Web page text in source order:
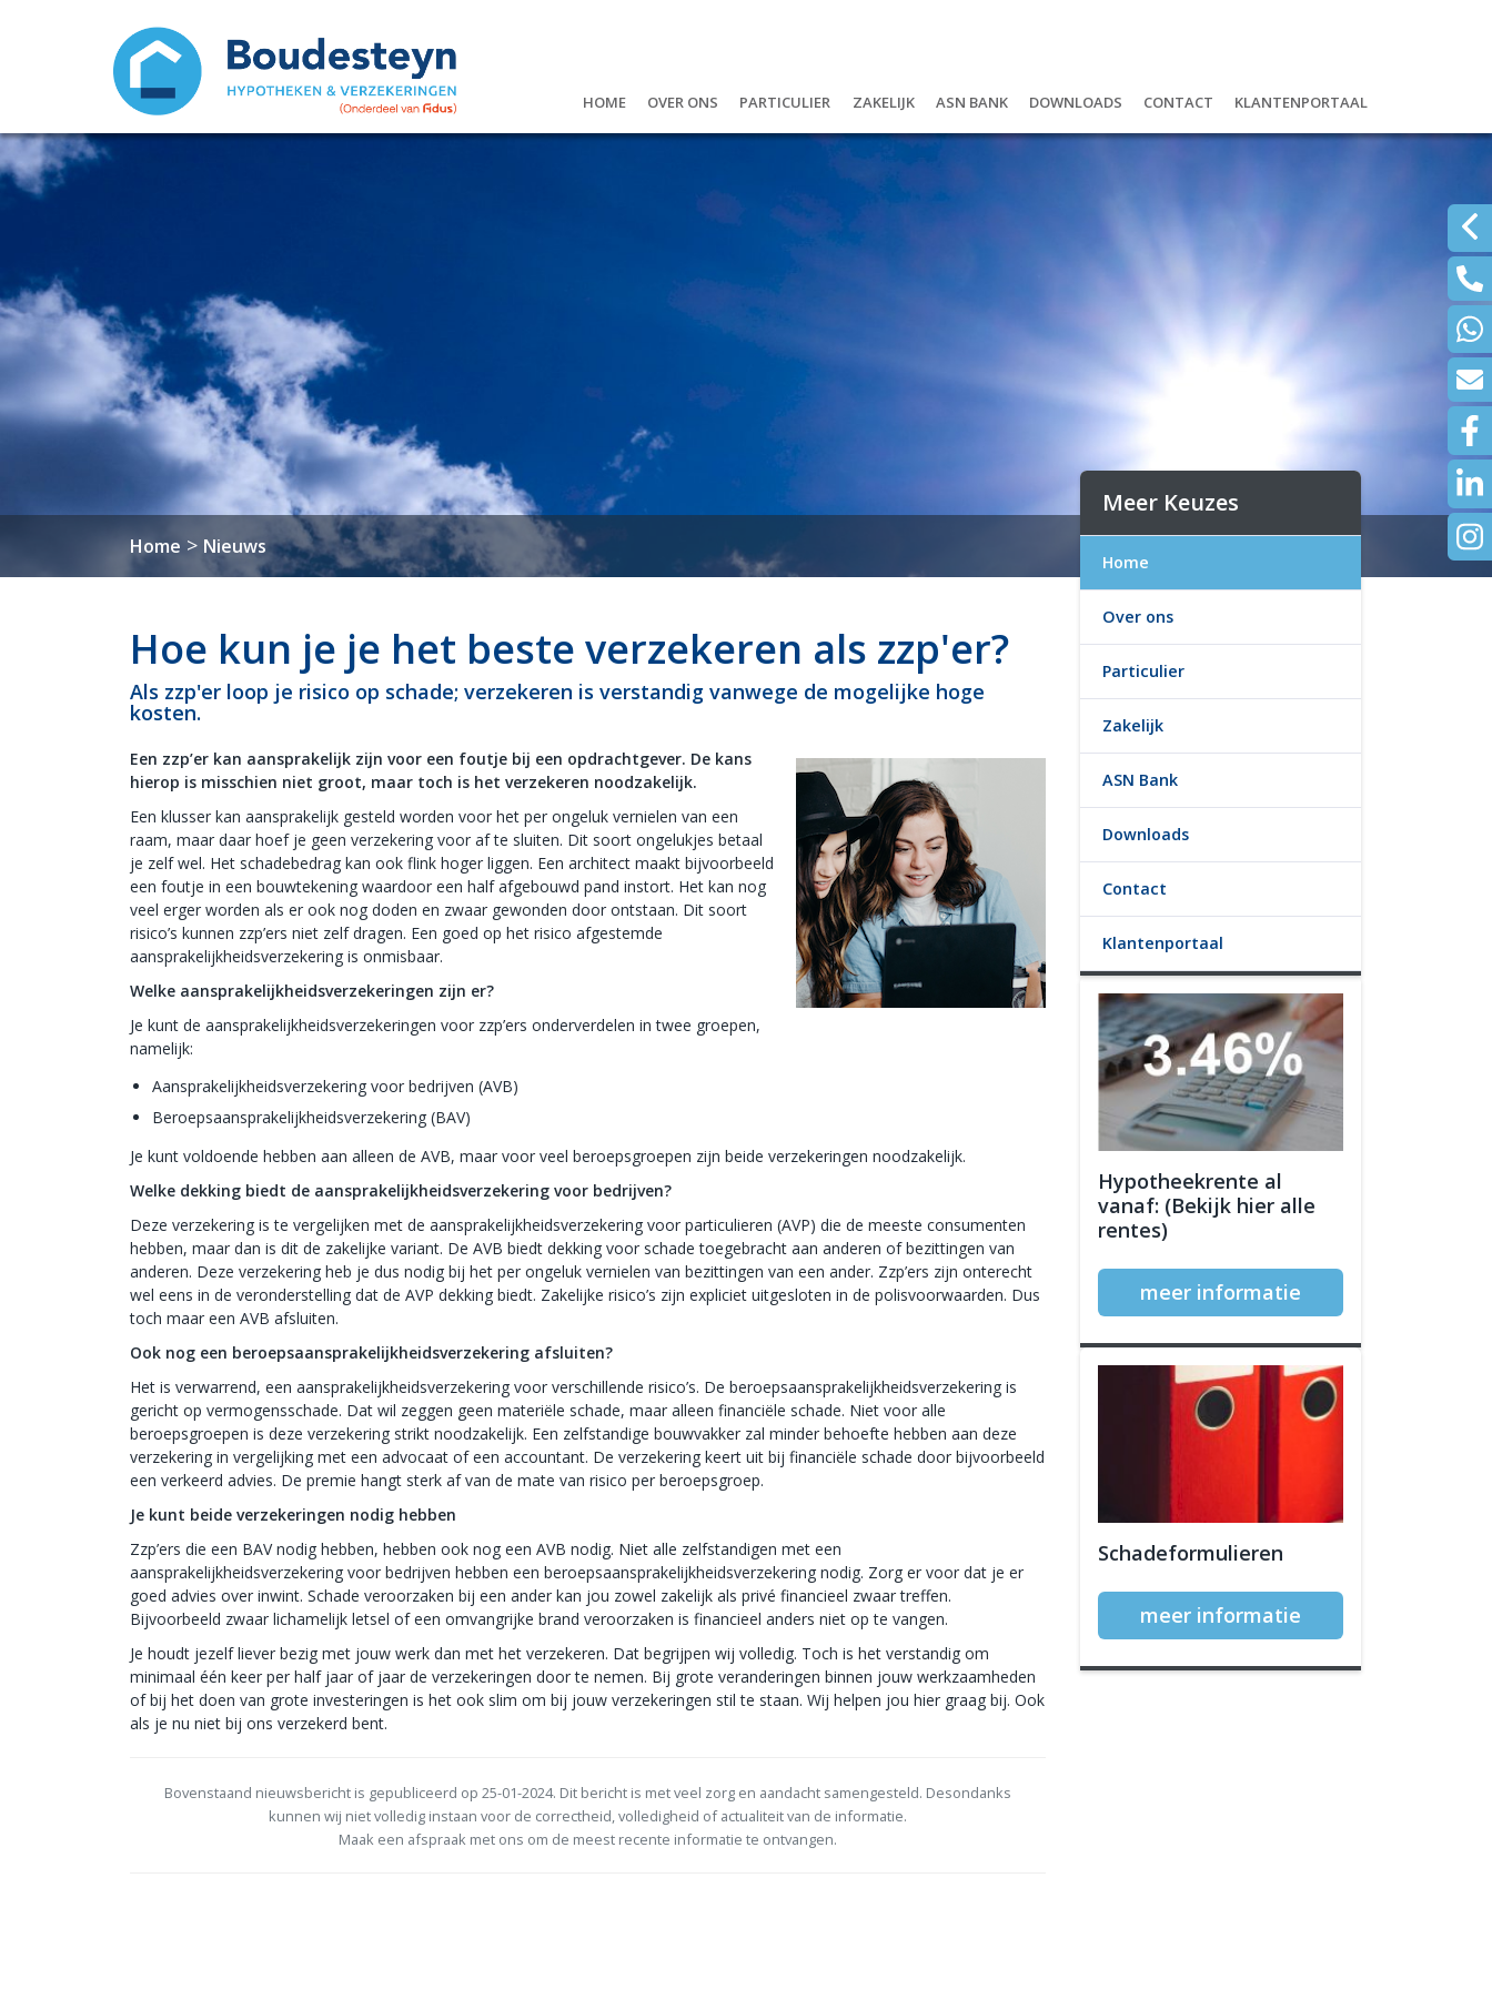
Home Over ons
De gezichten van
Maatschappelijk betrokken
Privacyverklaring
Particulier
Geld lenen?
Zakelijk ASN Bank
Sparen of beleggen
Downloads
Wijzigingen doorgeven
Documenten
Klachtenregeling
Contact Klantenportaal
Home > Nieuws
Hoe kun je je het beste verzekeren als zzp'er?
Als zzp'er loop je risico op schade; verzekeren is verstandig vanwege de mogelijke hoge
kosten.
Een zzp’er kan aansprakelijk zijn voor een foutje bij een opdrachtgever. De kans
hierop is misschien niet groot, maar toch is het verzekeren noodzakelijk.
Een klusser kan aansprakelijk gesteld worden voor het per ongeluk vernielen van een
raam, maar daar hoef je geen verzekering voor af te sluiten. Dit soort ongelukjes betaal
je zelf wel. Het schadebedrag kan ook flink hoger liggen. Een architect maakt bijvoorbeeld
een foutje in een bouwtekening waardoor een half afgebouwd pand instort. Het kan nog
veel erger worden als er ook nog doden en zwaar gewonden door ontstaan. Dit soort
risico’s kunnen zzp’ers niet zelf dragen. Een goed op het risico afgestemde
aansprakelijkheidsverzekering is onmisbaar.
Welke aansprakelijkheidsverzekeringen zijn er?
Je kunt de aansprakelijkheidsverzekeringen voor zzp’ers onderverdelen in twee groepen,
namelijk:
Aansprakelijkheidsverzekering voor bedrijven (AVB)
Beroepsaansprakelijkheidsverzekering (BAV)
Je kunt voldoende hebben aan alleen de AVB, maar voor veel beroepsgroepen zijn beide verzekeringen noodzakelijk.
Welke dekking biedt de aansprakelijkheidsverzekering voor bedrijven?
Deze verzekering is te vergelijken met de aansprakelijkheidsverzekering voor particulieren (AVP) die de meeste consumenten
hebben, maar dan is dit de zakelijke variant. De AVB biedt dekking voor schade toegebracht aan anderen of bezittingen van
anderen. Deze verzekering heb je dus nodig bij het per ongeluk vernielen van bezittingen van een ander. Zzp’ers zijn onterecht
wel eens in de veronderstelling dat de AVP dekking biedt. Zakelijke risico’s zijn expliciet uitgesloten in de polisvoorwaarden. Dus
toch maar een AVB afsluiten.
Ook nog een beroepsaansprakelijkheidsverzekering afsluiten?
Het is verwarrend, een aansprakelijkheidsverzekering voor verschillende risico’s. De beroepsaansprakelijkheidsverzekering is
gericht op vermogensschade. Dat wil zeggen geen materiële schade, maar alleen financiële schade. Niet voor alle
beroepsgroepen is deze verzekering strikt noodzakelijk. Een zelfstandige bouwvakker zal minder behoefte hebben aan deze
verzekering in vergelijking met een advocaat of een accountant. De verzekering keert uit bij financiële schade door bijvoorbeeld
een verkeerd advies. De premie hangt sterk af van de mate van risico per beroepsgroep.
Je kunt beide verzekeringen nodig hebben
Zzp’ers die een BAV nodig hebben, hebben ook nog een AVB nodig. Niet alle zelfstandigen met een
aansprakelijkheidsverzekering voor bedrijven hebben een beroepsaansprakelijkheidsverzekering nodig. Zorg er voor dat je er
goed advies over inwint. Schade veroorzaken bij een ander kan jou zowel zakelijk als privé financieel zwaar treffen.
Bijvoorbeeld zwaar lichamelijk letsel of een omvangrijke brand veroorzaken is financieel anders niet op te vangen.
Je houdt jezelf liever bezig met jouw werk dan met het verzekeren. Dat begrijpen wij volledig. Toch is het verstandig om
minimaal één keer per half jaar of jaar de verzekeringen door te nemen. Bij grote veranderingen binnen jouw werkzaamheden
of bij het doen van grote investeringen is het ook slim om bij jouw verzekeringen stil te staan. Wij helpen jou hier graag bij. Ook
als je nu niet bij ons verzekerd bent.
Bovenstaand nieuwsbericht is gepubliceerd op 25-01-2024. Dit bericht is met veel zorg en aandacht samengesteld. Desondanks
kunnen wij niet volledig instaan voor de correctheid, volledigheid of actualiteit van de informatie.
Maak een afspraak met ons om de meest recente informatie te ontvangen.
Meer Keuzes
Home
Over ons
Particulier
Zakelijk
ASN Bank
Downloads
Contact
Klantenportaal
Hypotheekrente al
vanaf: (Bekijk hier alle
rentes)
meer informatie
Schadeformulieren
meer informatie